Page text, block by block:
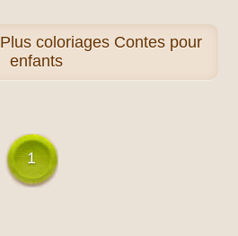
Pluscoloriages Contes pour
enfants
1